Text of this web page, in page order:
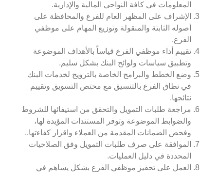
المعلومات في كافة النواحي المالية والإدارية.
الإشراف على المظهر العام للفرع والمحافظة على
أصوله الثابتة والمنقولة وتوزيع المهام على موظفي
الفرع.
تقييم أداء موظفي الفرع قياساً بالأهداف الموضوعة
وتطبيق سياسات ولوائح البنك بشكل سليم.
وضع الخطط والبرامج الخاصة بالترويج لخدمات البنك
في نطاق الفرع بالتنسيق مع مختص التسويق وتقييم
نتائجها.
مراجعة طلبات التمويل والتحقق من استيفائها للشروط
والضوابط الموضوعة وتوفر المستندات المؤيدة لها،
وفحص الضمانات المقدمة من العملاء واقرار كفاءتها..
الموافقة على صرف طلبات التمويل وفق الصلاحيات
المحددة في دليل العمليات.
العمل على تحفيز موظفي الفرع بشكل يساهم في